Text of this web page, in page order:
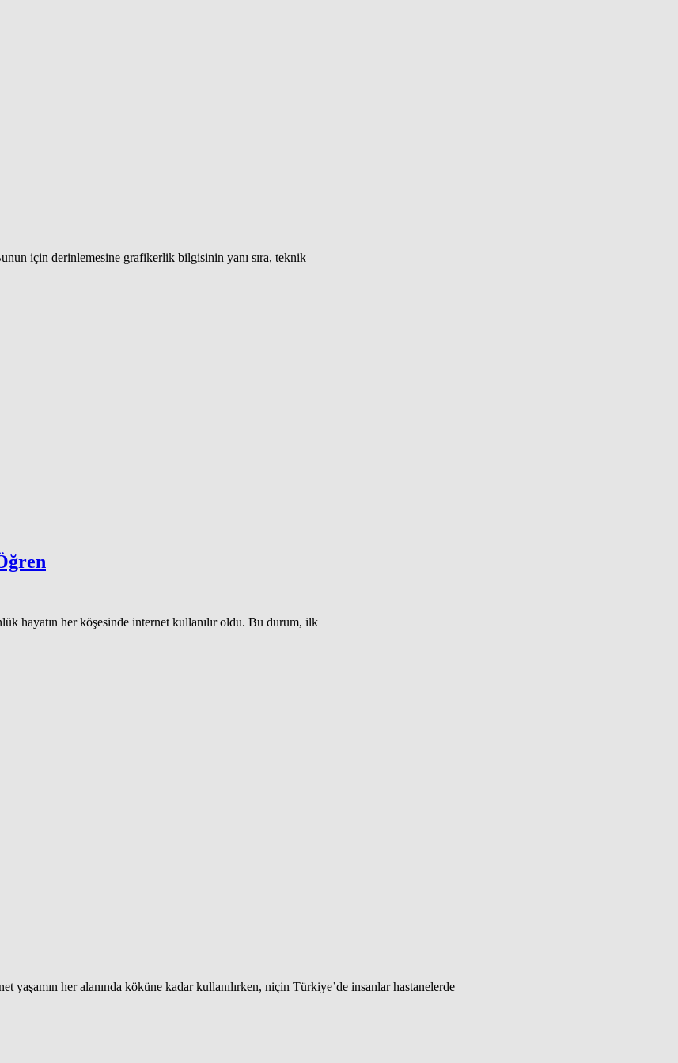
için derinlemesine grafikerlik bilgisinin yanı sıra, teknik
hayatın her köşesinde internet kullanılır oldu. Bu durum, ilk
her alanında köküne kadar kullanılırken, niçin Türkiye’de insanlar hastanelerde